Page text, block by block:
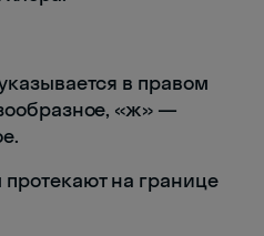
в правом
«ж» —
протекают на границе